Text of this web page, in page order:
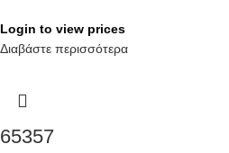
Login to view prices
Διαβάστε περισσότερα
65357